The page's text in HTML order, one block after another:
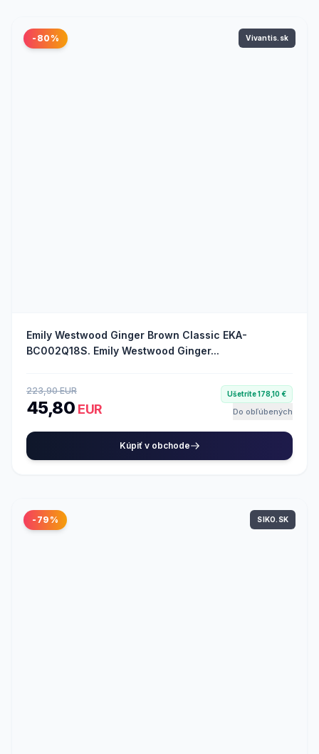
-80% Vivantis.sk
Emily Westwood Ginger Brown Classic EKA-
BC002Q18S. Emily Westwood Ginger...
223,90 EUR
45,80 EUR
Ušetríte 178,10 €
Do obľúbených
Kúpiť v obchode
-79% SIKO.SK